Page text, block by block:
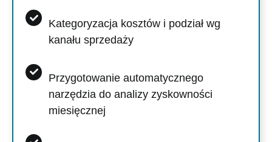
Kategoryzacja kosztów i podział wg
kanału sprzedaży
Przygotowanie automatycznego
narzędzia do analizy zyskowności
miesięcznej